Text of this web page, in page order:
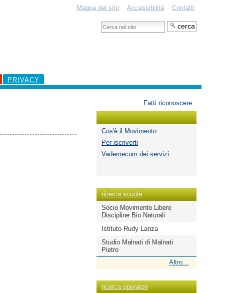
Mappa del sito Accessibilità Contatti
Cerca
nel
PRIVACY
Fatti riconoscere
Cos'è il Movimento
Per iscriverti
Vademecum dei servizi
ricerca scuole
Socio Movimento Libere
Discipline Bio Naturali
Istituto Rudy Lanza
Studio Malnati di Malnati
Pietro
scuole
-
Altro…
ricerca operatori